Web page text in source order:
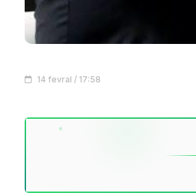
14 fevral / 17:58